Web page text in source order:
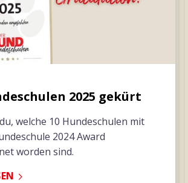
2025 gekürt
welche 10 Hundeschulen mit
2024 Award
worden sind.